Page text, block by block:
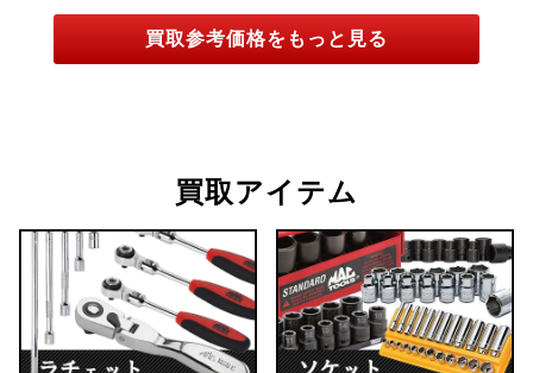
買取参考価格をもっと見る
買取アイテム